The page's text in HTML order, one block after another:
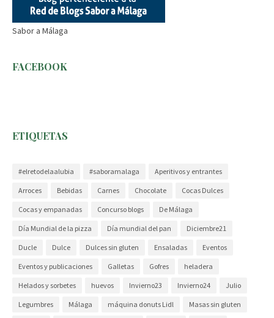
Sabor a Málaga
FACEBOOK
ETIQUETAS
#elretodelaalubia #saboramalaga Aperitivos y entrantes
Arroces Bebidas Carnes Chocolate Cocas Dulces
Cocas y empanadas Concurso blogs De Málaga
Día Mundial de la pizza Día mundial del pan Diciembre21
Ducle Dulce Dulces sin gluten Ensaladas Eventos
Eventos y publicaciones Galletas Gofres heladera
Helados y sorbetes huevos Invierno23 Invierno24 Julio
Legumbres Málaga máquina donuts Lidl Masas sin gluten